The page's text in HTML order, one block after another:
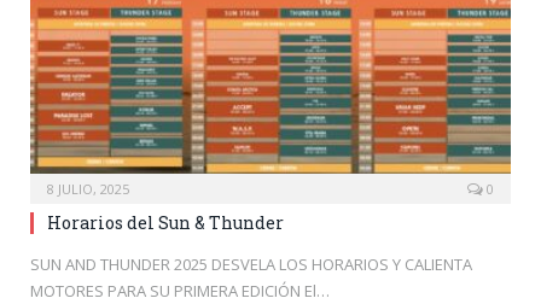
8 JULIO, 2025 0
Horarios del Sun & Thunder
SUN AND THUNDER 2025 DESVELA LOS HORARIOS Y CALIENTA
MOTORES PARA SU PRIMERA EDICIÓN El…